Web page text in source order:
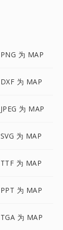
PNG 为 MAP
DXF 为 MAP
JPEG 为 MAP
SVG 为 MAP
TTF 为 MAP
PPT 为 MAP
TGA 为 MAP